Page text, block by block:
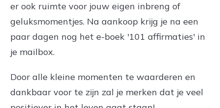
er ook ruimte voor jouw eigen inbreng of
geluksmomentjes. Na aankoop krijg je na een
paar dagen nog het e-boek '101 affirmaties' in
je mailbox.
Door alle kleine momenten te waarderen en
dankbaar voor te zijn zal je merken dat je veel